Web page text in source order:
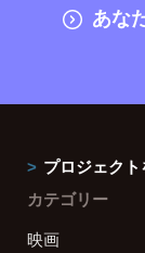
あな
プロジェク
カテゴリー
映画